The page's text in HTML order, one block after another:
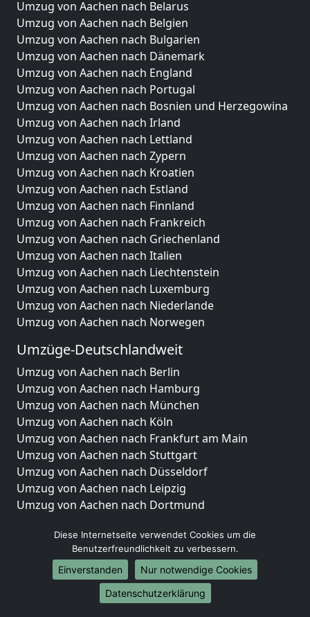
Umzug von Aachen nach Belarus
Umzug von Aachen nach Belgien
Umzug von Aachen nach Bulgarien
Umzug von Aachen nach Dänemark
Umzug von Aachen nach England
Umzug von Aachen nach Portugal
Umzug von Aachen nach Bosnien und Herzegowina
Umzug von Aachen nach Irland
Umzug von Aachen nach Lettland
Umzug von Aachen nach Zypern
Umzug von Aachen nach Kroatien
Umzug von Aachen nach Estland
Umzug von Aachen nach Finnland
Umzug von Aachen nach Frankreich
Umzug von Aachen nach Griechenland
Umzug von Aachen nach Italien
Umzug von Aachen nach Liechtenstein
Umzug von Aachen nach Luxemburg
Umzug von Aachen nach Niederlande
Umzug von Aachen nach Norwegen
Umzüge-Deutschlandweit
Umzug von Aachen nach Berlin
Umzug von Aachen nach Hamburg
Umzug von Aachen nach München
Umzug von Aachen nach Köln
Umzug von Aachen nach Frankfurt am Main
Umzug von Aachen nach Stuttgart
Umzug von Aachen nach Düsseldorf
Umzug von Aachen nach Leipzig
Umzug von Aachen nach Dortmund
Umzug von Aachen nach Bremen
Umzug von Aachen nach Dresden
Umzug von Aachen nach Hannover
Umzug von Aachen nach Nürnberg
Umzug von Aachen nach Duisburg
Diese Internetseite verwendet Cookies um die
Benutzerfreundlichkeit zu verbessern.
Einverstanden
Nur notwendige Cookies
Datenschutzerklärung